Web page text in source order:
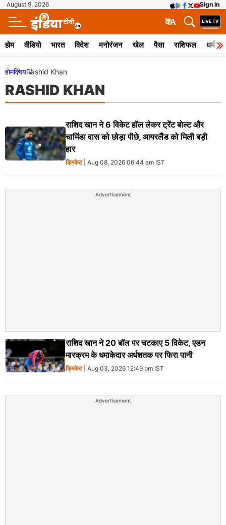
August 9, 2026 Sign in
A
क
होम वीडियो भारत विदेश मनोरंजन खेल पैसा राशिफल धर्म
होमविषयRashid Khan
RASHID KHAN
राशिद खान ने 6 विकेट हॉल लेकर ट्रेंट बोल्ट और
चामिंडा वास को छोड़ा पीछे, आयरलैंड को मिली बड़ी
हार
क्रिकेट| Aug 08, 2026 06:44 am IST
Advertisement
राशिद खान ने 20 बॉल पर चटकाए 5 विकेट, एडन
मारक्रम के धमाकेदार अर्धशतक पर फिरा पानी
क्रिकेट| Aug 03, 2026 12:49 pm IST
Advertisement